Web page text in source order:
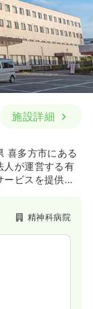
施設詳細
喜多方市にある
人が運営する有
ビスを提供し
精神科病院